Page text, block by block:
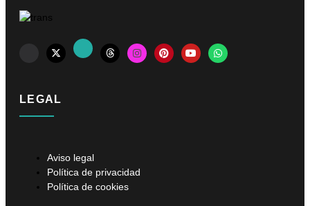
LEGAL
Aviso legal
Política de privacidad
Política de cookies